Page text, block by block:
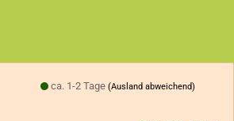
ca. 1-2 Tage(Ausland abweichend)